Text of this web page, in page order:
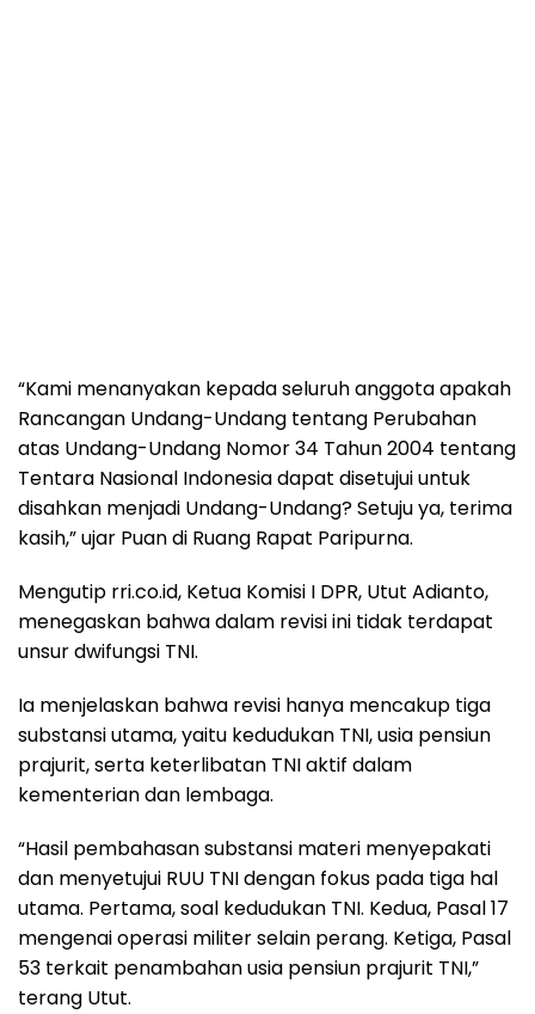
“Kami menanyakan kepada seluruh anggota apakah
Rancangan Undang-Undang tentang Perubahan
atas Undang-Undang Nomor 34 Tahun 2004 tentang
Tentara Nasional Indonesia dapat disetujui untuk
disahkan menjadi Undang-Undang? Setuju ya, terima
kasih,” ujar Puan di Ruang Rapat Paripurna.
Mengutip rri.co.id, Ketua Komisi I DPR, Utut Adianto,
menegaskan bahwa dalam revisi ini tidak terdapat
unsur dwifungsi TNI.
Ia menjelaskan bahwa revisi hanya mencakup tiga
substansi utama, yaitu kedudukan TNI, usia pensiun
prajurit, serta keterlibatan TNI aktif dalam
kementerian dan lembaga.
“Hasil pembahasan substansi materi menyepakati
dan menyetujui RUU TNI dengan fokus pada tiga hal
utama. Pertama, soal kedudukan TNI. Kedua, Pasal 17
mengenai operasi militer selain perang. Ketiga, Pasal
53 terkait penambahan usia pensiun prajurit TNI,”
terang Utut.